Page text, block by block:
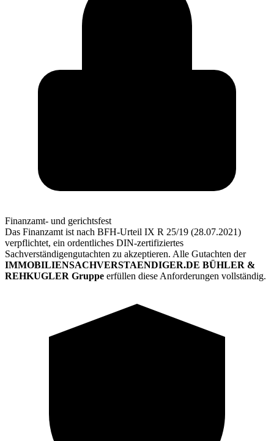
Finanzamt- und gerichtsfest
Das Finanzamt ist nach BFH-Urteil IX R 25/19 (28.07.2021)
verpflichtet, ein ordentliches DIN-zertifiziertes
Sachverständigengutachten zu akzeptieren. Alle Gutachten der
IMMOBILIENSACHVERSTAENDIGER.DE BÜHLER &
REHKUGLER Gruppe erfüllen diese Anforderungen vollständig.